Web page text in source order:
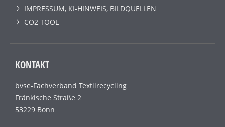
IMPRESSUM, KI-HINWEIS, BILDQUELLEN
CO2-TOOL
KONTAKT
bvse-Fachverband Textilrecycling
Fränkische Straße 2
53229 Bonn